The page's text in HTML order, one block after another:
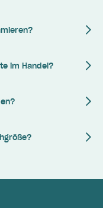
im Handel?